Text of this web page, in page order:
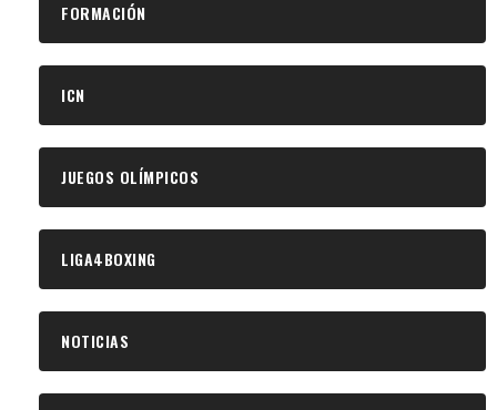
FORMACIÓN
ICN
JUEGOS OLÍMPICOS
LIGA4BOXING
NOTICIAS